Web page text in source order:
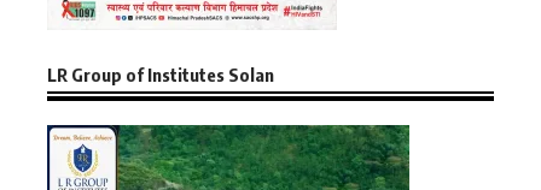
LR Group of Institutes Solan